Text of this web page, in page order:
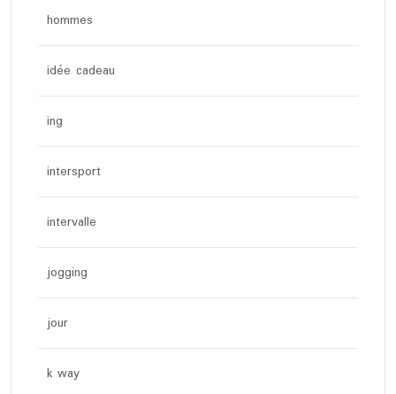
hommes
idée cadeau
ing
intersport
intervalle
jogging
jour
k way